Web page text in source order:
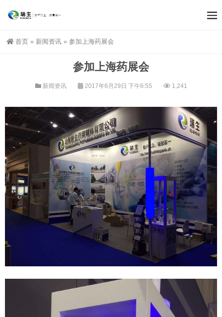
首页 » 新闻资讯 » 参加上海药展会
参加上海药展会
新闻资讯 2017年6月29日 下午6:55 1,241